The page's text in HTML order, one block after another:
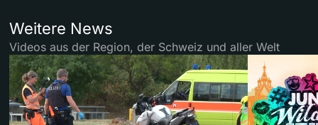
Weitere News
Videos aus der Region, der Schweiz und aller Welt